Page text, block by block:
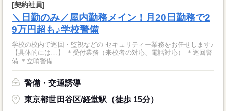
[契約社員]
＼日勤のみ／屋内勤務メイン！月20日勤務で2
9万円超も♪学校警備
学校の校内で巡回・監視などの セキュリティー業務をお任せします♪
【具体的には…】 ＊受付業務（来校者の対応、電話対応） ＊巡回警
備 ＊立哨警備...
警備・交通誘導
東京都世田谷区/経堂駅（徒歩 15分）